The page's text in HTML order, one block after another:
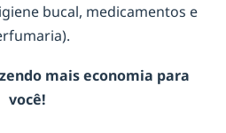
bucal, medicamentos e
mais economia para
você!